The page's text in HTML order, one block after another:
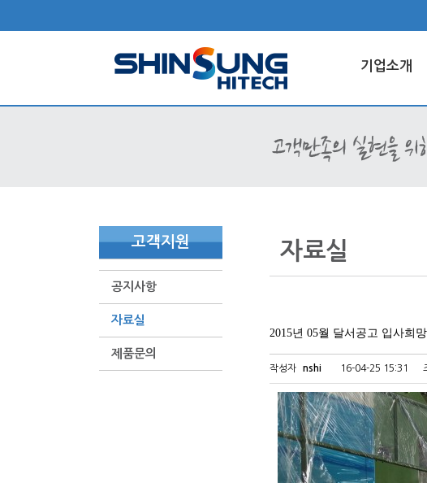
기업소개
고객지원
공지사항
자료실
제품문의
자료실
2015년 05월 달서공고 입사희
작성자 nshi 16-04-25 15:31